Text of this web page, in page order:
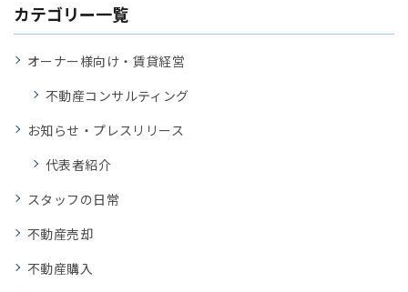
カテゴリー一覧
オーナー様向け・賃貸経営
不動産コンサルティング
お知らせ・プレスリリース
代表者紹介
スタッフの日常
不動産売却
不動産購入